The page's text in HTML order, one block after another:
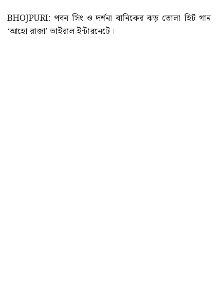
BHOJPURI: পবন সিং ও দর্শনা বানিকের ঝড় তোলা হিট গান
‘আহো রাজা’ ভাইরাল ইন্টারনেটে।